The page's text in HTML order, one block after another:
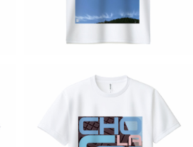
バイク 洗い替え カジュアル 人
気 定番 半袖 saritikari ameri
blue sky 空 青空
Tシャツ フォト ドライ GLIMME